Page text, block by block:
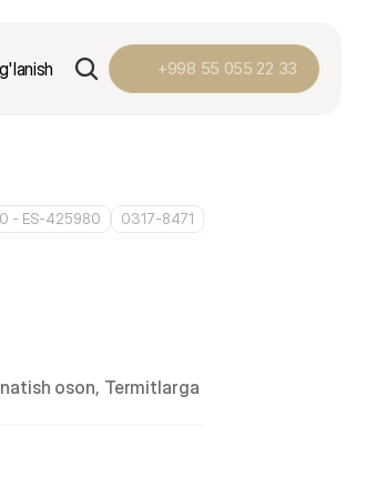
- ES-425980 0317-8471
oson, Termitlarga
+998 55 055 22 33